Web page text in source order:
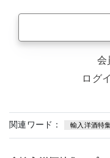
会
ログ
関連ワード： 輸入洋酒特